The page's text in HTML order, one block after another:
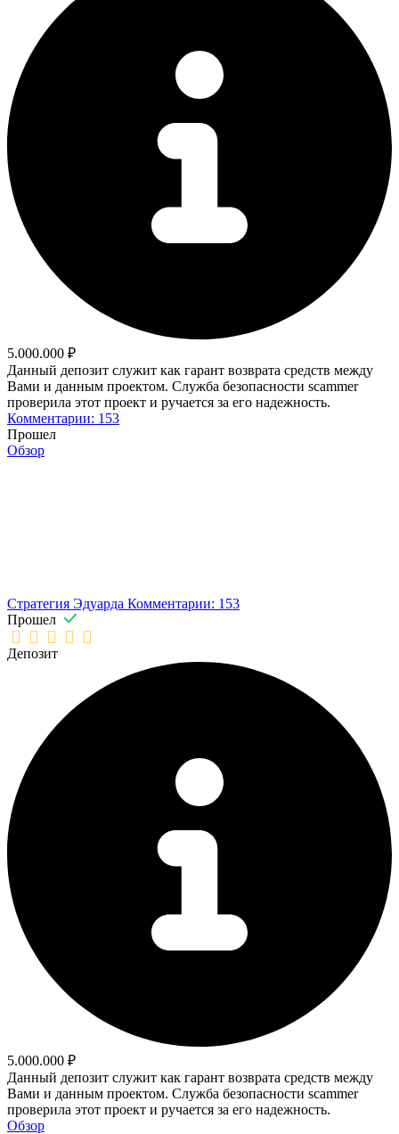
5.000.000 ₽
Данный депозит служит как гарант возврата средств между
Вами и данным проектом. Служба безопасности scammer
проверила этот проект и ручается за его надежность.
Комментарии: 153
Прошел
Обзор
Стратегия Эдуарда Комментарии: 153
Прошел
Депозит
5.000.000 ₽
Данный депозит служит как гарант возврата средств между
Вами и данным проектом. Служба безопасности scammer
проверила этот проект и ручается за его надежность.
Обзор